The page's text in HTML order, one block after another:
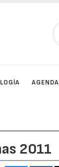
AGENDA
2011